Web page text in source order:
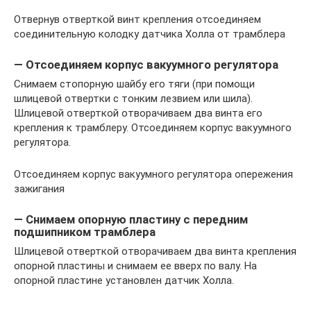
Отвернув отверткой винт крепления отсоединяем
соединительную колодку датчика Холла от трамблера
— Отсоединяем корпус вакуумного регулятора
Снимаем стопорную шайбу его тяги (при помощи
шлицевой отвертки с тонким лезвием или шила).
Шлицевой отверткой отворачиваем два винта его
крепления к трамблеру. Отсоединяем корпус вакуумного
регулятора.
Отсоединяем корпус вакуумного регулятора опережения
зажигания
— Снимаем опорную пластину с передним
подшипником трамблера
Шлицевой отверткой отворачиваем два винта крепления
опорной пластины и снимаем ее вверх по валу. На
опорной пластине установлен датчик Холла.